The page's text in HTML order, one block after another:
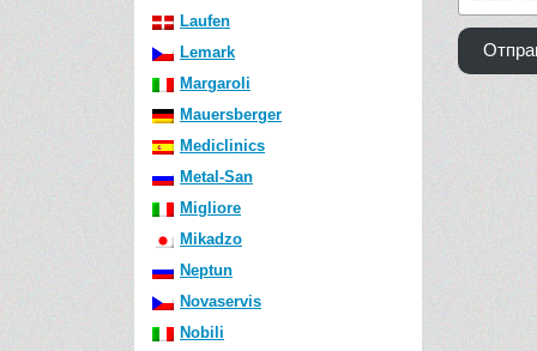
Laufen
Lemark
Margaroli
Mauersberger
Mediclinics
Metal-San
Migliore
Mikadzo
Neptun
Novaservis
Nobili